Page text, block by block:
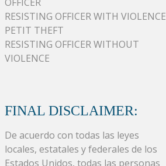
RESISTING OFFICER WITH VIOLENCE
PETIT THEFT
RESISTING OFFICER WITHOUT
VIOLENCE
FINAL DISCLAIMER:
De acuerdo con todas las leyes
locales, estatales y federales de los
Estados Unidos, todas las personas